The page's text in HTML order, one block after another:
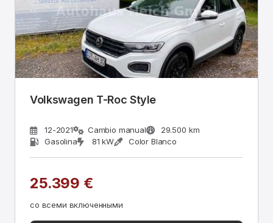
Volkswagen T-Roc Style
12-2021 Cambio manual
29.500 km
Gasolina
81 kW Color Blanco
25.399 €
со всеми включенными